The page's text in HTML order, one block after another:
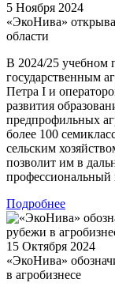
5 Ноября 2024
«ЭкоНива»
области
В 2024/25 учебном
государственным
Петра I и
развития
предпрофильных
более 100
сельским
позволит им в
профессиональный
Подробнее
15 Октября 2024
«ЭкоНива»
в агробизнесе